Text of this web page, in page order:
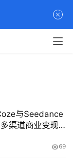
与Seedance
渠道商业变现
69